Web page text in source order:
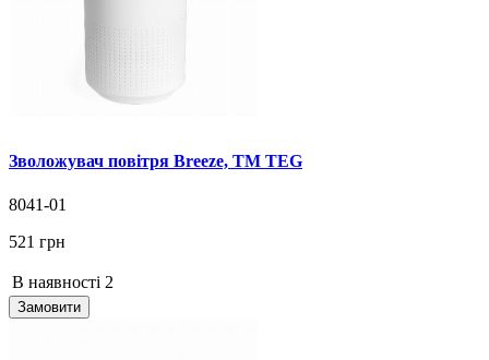
Зволожувач повітря Breeze, TM TEG
8041-01
521 грн
В наявності 2
Замовити